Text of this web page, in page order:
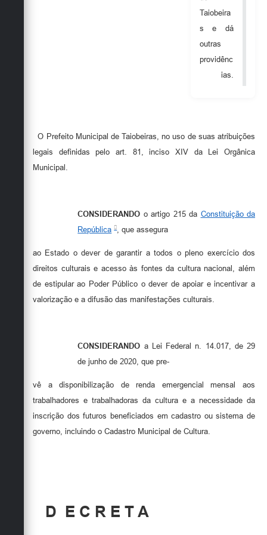
Taiobeira
s e dá
outras
providênc
ias.
O Prefeito Municipal de Taiobeiras, no uso de suas atribuições
legais definidas pelo art. 81, inciso XIV da Lei Orgânica
Municipal.
CONSIDERANDO o artigo 215 da Constituição da
República
, que assegura
ao Estado o dever de garantir a todos o pleno exercício dos
direitos culturais e acesso às fontes da cultura nacional, além
de estipular ao Poder Público o dever de apoiar e incentivar a
valorização e a difusão das manifestações culturais.
CONSIDERANDO a Lei Federal n. 14.017, de 29
de junho de 2020, que pre-
vê a disponibilização de renda emergencial mensal aos
trabalhadores e trabalhadoras da cultura e a necessidade da
inscrição dos futuros beneficiados em cadastro ou sistema de
governo, incluindo o Cadastro Municipal de Cultura.
D E C R E T A